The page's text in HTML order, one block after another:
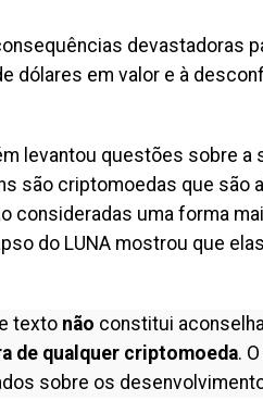
devastadoras
dólares em valor e à
levantou questões sobre a
são criptomoedas que são
consideradas uma forma
do LUNA mostrou que
texto não constitui
de qualquer criptomoeda.
sobre os